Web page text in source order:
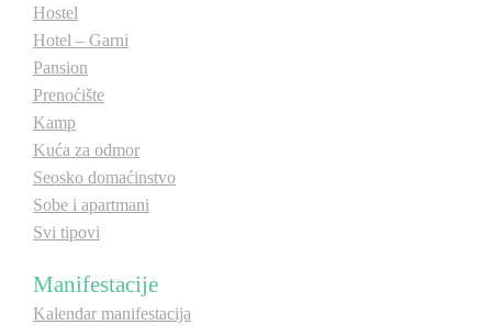
Hostel
Hotel – Garni
Pansion
Prenoćište
Kamp
Kuća za odmor
Seosko domaćinstvo
Sobe i apartmani
Svi tipovi
Manifestacije
Kalendar manifestacija